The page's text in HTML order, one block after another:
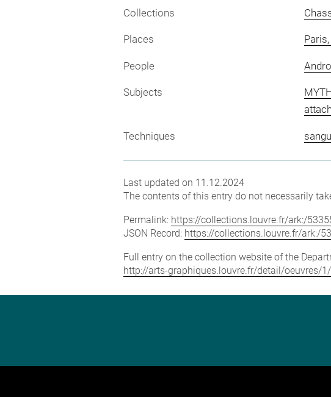
Collections
Places
People
Subjects
Techniques
Last updated on 11.12.2024
The contents of this entry do not necessarily
Permalink: https://collections.louvre.fr/ark:/
JSON Record: https://collections.louvre.fr/ark:/
Full entry on the collection website of the
http://arts-graphiques.louvre.fr/detail/oeuvres/